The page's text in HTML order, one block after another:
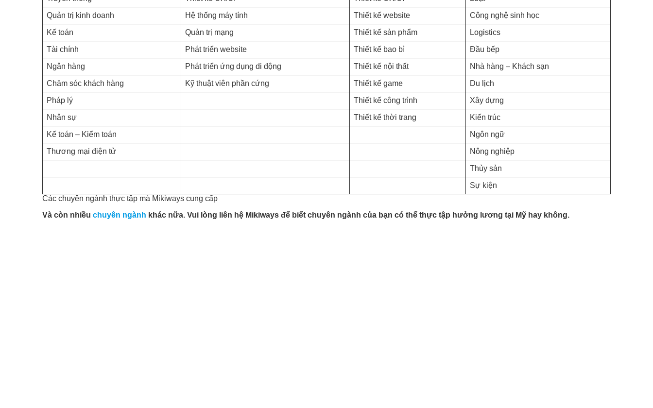
Quản trị kinh doanh Hệ thống máy tính Thiết kế website Công nghệ sinh học
Kế toán Quản trị mạng Thiết kế sản phẩm Logistics
Tài chính Phát triển website Thiết kế bao bì Đầu bếp
Ngân hàng Phát triển ứng dụng di động Thiết kế nội thất Nhà hàng – Khách sạn
Chăm sóc khách hàng Kỹ thuật viên phần cứng Thiết kế game Du lịch
Pháp lý Thiết kế công trình Xây dựng
Nhân sự Thiết kế thời trang Kiến trúc
Kế toán – Kiểm toán Ngôn ngữ
Thương mại điện tử Nông nghiệp
Thủy sản
Sự kiện
Các chuyên ngành thực tập mà Mikiways cung cấp
Và còn nhiều chuyên ngành khác nữa. Vui lòng liên hệ Mikiways để biết chuyên ngành của bạn có thể thực tập hưởng lương tại Mỹ hay không.